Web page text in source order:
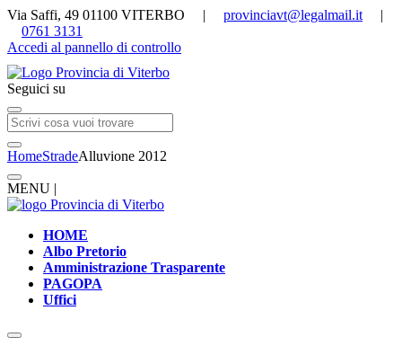
Via Saffi, 49 01100 VITERBO | provinciavt@legalmail.it |
0761 3131
Accedi al pannello di controllo
Seguici su
HomeStradeAlluvione 2012
MENU |
HOME
Albo Pretorio
Amministrazione Trasparente
PAGOPA
Uffici